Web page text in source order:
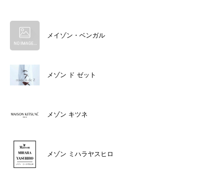
メイゾン・ベンガル
メゾン ド ゼット
メゾン キツネ
メゾン ミハラヤスヒロ